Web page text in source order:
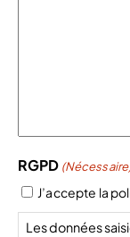
RGPD
J’accepte la
Les données